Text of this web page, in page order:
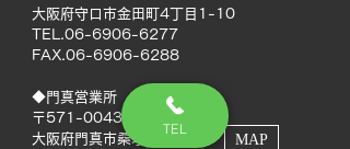
大阪府守口市金田町4丁目1-10
TEL.06-6906-6277
FAX.06-6906-6288
◆門真営業所
〒571-0043
大阪府門真市桑才新町12-9
MAP
TEL